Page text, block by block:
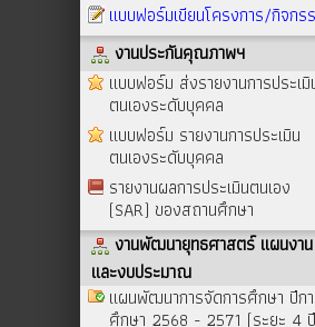
แบบฟอร์มเขียนโครงการ/กิจกร
งานประกันคุณภาพฯ
แบบฟอร์ม ส่งรายงานการประเมิ
ตนเองระดับบุคคล
แบบฟอร์ม รายงานการประเมิน
ตนเองระดับบุคคล
รายงานผลการประเมินตนเอง
(SAR) ของสถานศึกษา
งานพัฒนายุทธศาสตร์ แผนงาน
และงบประมาณ
แผนพัฒนาการจัดการศึกษา ปีก
ศึกษา 2568 - 2571 (ระยะ 4